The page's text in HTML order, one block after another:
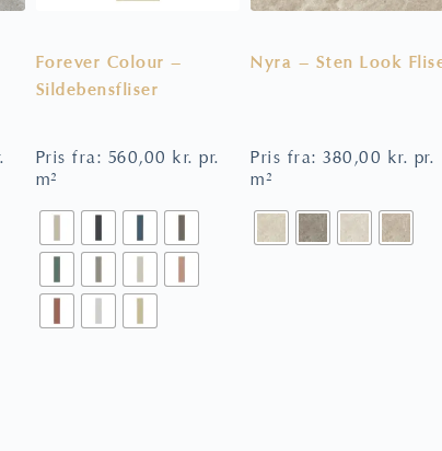
Forever Colour –
Sildebensfliser
Pris fra: 560,00kr. pr.
m²
Nyra – Sten Look
Pris fra: 380,00 kr. pr.
m²